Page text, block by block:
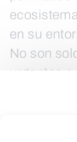
en su
No son
urgentes a
mundial